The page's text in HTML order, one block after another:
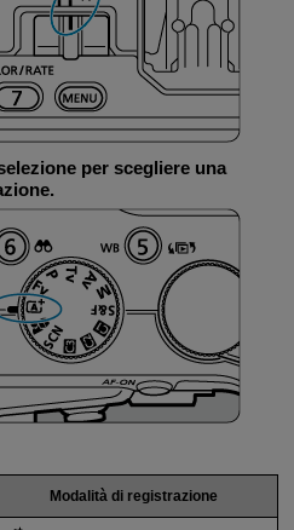
per scegliere una
Modalità di registrazione